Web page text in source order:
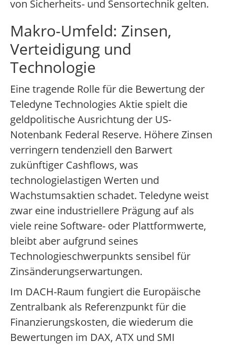
von Sicherheits- und Sensortechnik gelten.
Makro-Umfeld: Zinsen,
Verteidigung und
Technologie
Eine tragende Rolle für die Bewertung der
Teledyne Technologies Aktie spielt die
geldpolitische Ausrichtung der US-
Notenbank Federal Reserve. Höhere Zinsen
verringern tendenziell den Barwert
zukünftiger Cashflows, was
technologielastigen Werten und
Wachstumsaktien schadet. Teledyne weist
zwar eine industriellere Prägung auf als
viele reine Software- oder Plattformwerte,
bleibt aber aufgrund seines
Technologieschwerpunkts sensibel für
Zinsänderungserwartungen.
Im DACH-Raum fungiert die Europäische
Zentralbank als Referenzpunkt für die
Finanzierungskosten, die wiederum die
Bewertungen im DAX, ATX und SMI